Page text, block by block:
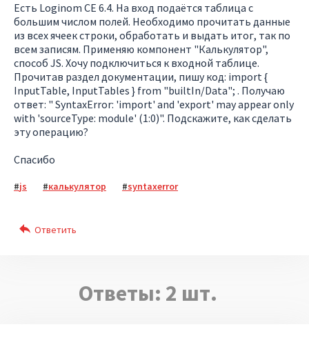
Есть Loginom CE 6.4. На вход подаётся таблица с
большим числом полей. Необходимо прочитать данные
из всех ячеек строки, обработать и выдать итог, так по
всем записям. Применяю компонент "Калькулятор",
способ JS. Хочу подключиться к входной таблице.
Прочитав раздел документации, пишу код: import {
InputTable, InputTables } from "builtIn/Data"; . Получаю
ответ: " SyntaxError: 'import' and 'export' may appear only
with 'sourceType: module' (1:0)". Подскажите, как сделать
эту операцию?
Спасибо
js калькулятор syntaxerror
Ответы: 2 шт.